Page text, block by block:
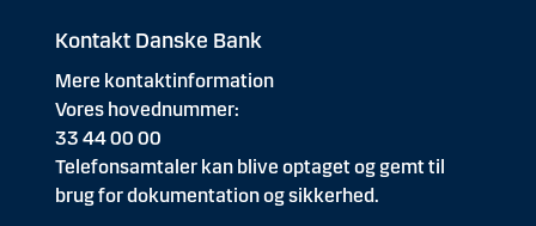
Kontakt Danske Bank
Mere kontaktinformation
Vores hovednummer:
33 44 00 00
Telefonsamtaler kan blive optaget og gemt til
brug for dokumentation og sikkerhed.